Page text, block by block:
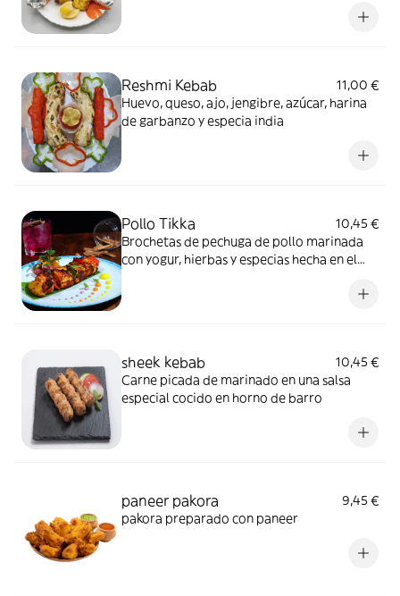
Reshmi Kebab
11,00 €
Huevo, queso, ajo, jengibre, azúcar, harina
de garbanzo y especia india
Pollo Tikka
10,45 €
Brochetas de pechuga de pollo marinada
con yogur, hierbas y especias hecha en el
sheek kebab
10,45 €
Carne picada de marinado en una salsa
especial cocido en horno de barro
paneer pakora
9,45 €
pakora preparado con paneer